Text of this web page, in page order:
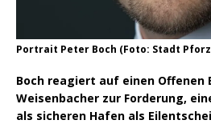
Portrait Peter Boch (Foto: Stadt
Boch reagiert auf einen Offenen
Weisenbacher zur Forderung,
als sicheren Hafen als